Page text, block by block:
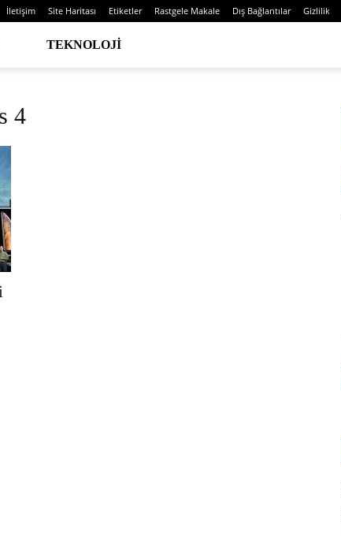
İletişim Site Haritası Etiketler Rastgele Makale Dış Bağlantılar Gizlilik
TEKNOLOJI
4